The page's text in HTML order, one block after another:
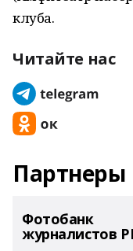
клуба.
Читайте нас
Партнеры
Фотобанк
журналистов